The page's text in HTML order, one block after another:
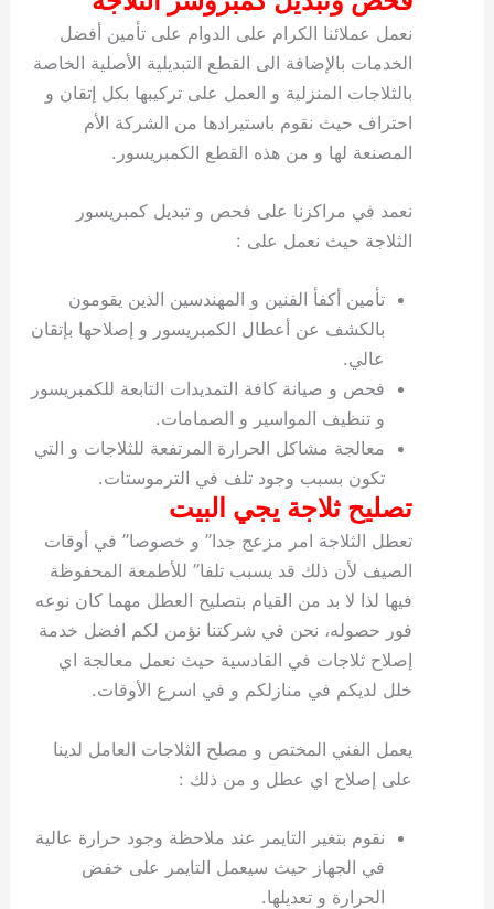
نعمل عملائنا الكرام على الدوام على تأمين أفضل
الخدمات بالإضافة الى القطع التبديلية الأصلية الخاصة
بالثلاجات المنزلية و العمل على تركيبها بكل إتقان و
احتراف حيث نقوم باستيرادها من الشركة الأم
المصنعة لها و من هذه القطع الكمبريسور.
نعمد في مراكزنا على فحص و تبديل كمبريسور
الثلاجة حيث نعمل على :
تأمين أكفأ الفنين و المهندسين الذين يقومون
بالكشف عن أعطال الكمبريسور و إصلاحها بإتقان
عالي.
فحص و صيانة كافة التمديدات التابعة للكمبريسور
و تنظيف المواسير و الصمامات.
معالجة مشاكل الحرارة المرتفعة للثلاجات و التي
تكون بسبب وجود تلف في الترموستات.
تصليح ثلاجة يجي البيت
تعطل الثلاجة امر مزعج جدا” و خصوصا” في أوقات
الصيف لأن ذلك قد يسبب تلفا” للأطمعة المحفوظة
فيها لذا لا بد من القيام بتصليح العطل مهما كان نوعه
فور حصوله، نحن في شركتنا نؤمن لكم افضل خدمة
إصلاح ثلاجات في القادسية حيث نعمل معالجة اي
خلل لديكم في منازلكم و في اسرع الأوقات.
يعمل الفني المختص و مصلح الثلاجات العامل لدينا
على إصلاح اي عطل و من ذلك :
نقوم بتغير التايمر عند ملاحظة وجود حرارة عالية
في الجهاز حيث سيعمل التايمر على خفض
الحرارة و تعديلها.